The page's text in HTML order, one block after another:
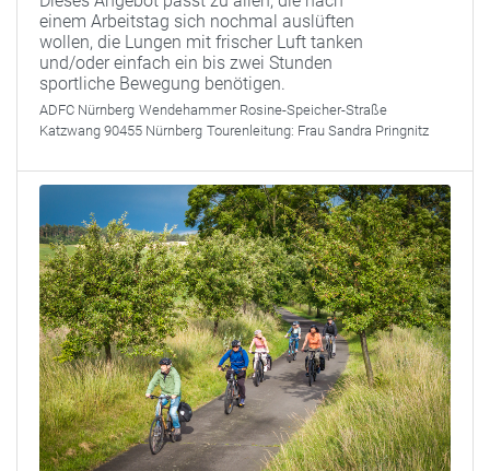
einem Arbeitstag sich nochmal auslüften
wollen, die Lungen mit frischer Luft tanken
und/oder einfach ein bis zwei Stunden
sportliche Bewegung benötigen.
ADFC Nürnberg Wendehammer Rosine-Speicher-Straße
Katzwang 90455 Nürnberg Tourenleitung: Frau Sandra Pringnitz